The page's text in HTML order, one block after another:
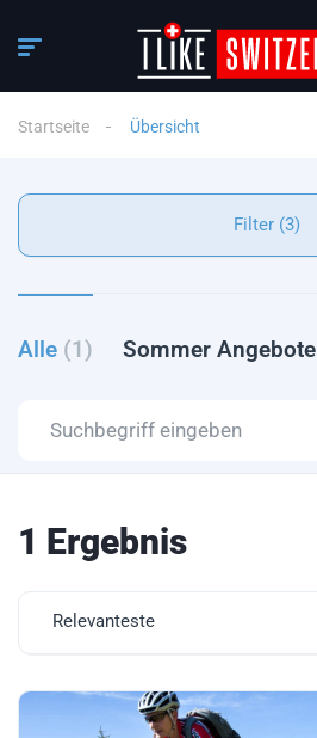
Startseite Übersicht
Filter (3)
Alle (1) Sommer Angebote
1 Ergebnis
Relevanteste